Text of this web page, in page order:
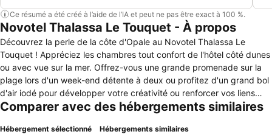
Ce résumé a été créé à l’aide de l’IA et peut ne pas être exact à 100 %.
Novotel Thalassa Le Touquet - À propos
Découvrez la perle de la côte d'Opale au Novotel Thalassa Le
Touquet ! Appréciez les chambres tout confort de l'hôtel côté dunes
ou avec vue sur la mer. Offrez-vous une grande promenade sur la
plage lors d'un week-end détente à deux ou profitez d'un grand bol
d'air iodé pour développer votre créativité ou renforcer vos liens
d'équipe à l'occasion d'un événement d'entreprise. Char à voile,
également comblés !
Comparer avec des hébergements similaires
Hébergement sélectionné Hébergements similaires